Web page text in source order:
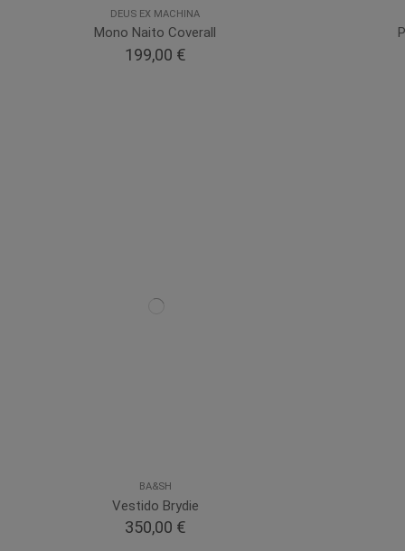
DEUS EX MACHINA
Mono Naito Coverall
199,00 €
BA&SH
Vestido Brydie
350,00 €